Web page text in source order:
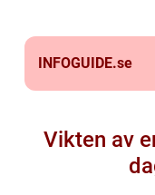
INFOGUIDE.se
Vikten av